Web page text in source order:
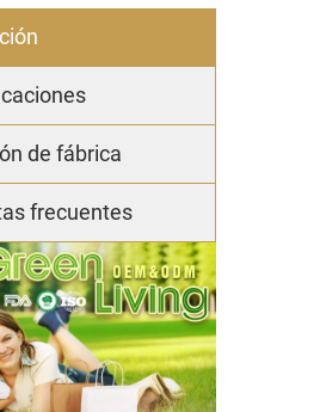
de fábrica
frecuentes